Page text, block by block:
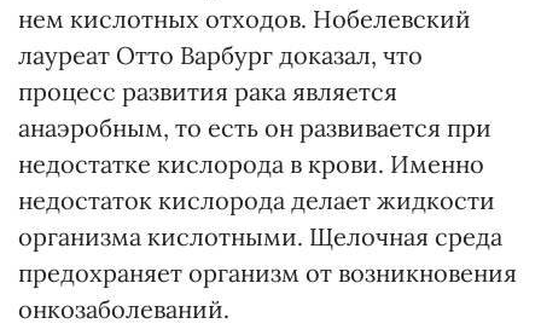
нем кислотных отходов. Нобелевский
лауреат Отто Варбург доказал, что
процесс развития рака является
анаэробным, то есть он развивается при
недостатке кислорода в крови. Имен­но
недостаток кислорода делает жидкости
организма кислотными. Щелочная среда
предохраняет организм от возникновения
онкозаболеваний.